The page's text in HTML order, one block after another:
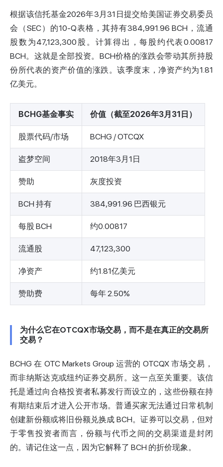
根据该信托基金2026年3月31日提交给美国证券交易委员
会（SEC）的10-Q表格 ，其持有384,991.96 BCH，流通
股数为47,123,300股。计算得出，每股约代表0.00817
BCH。这就是全部投资。BCH价格的涨跌会带动其所持股
份所代表的资产价值的涨跌。该季度末，净资产约为1.81
亿美元。
BCHG基金事实 价值（截至2026年3月31日）
股票代码/市场 BCHG / OTCQX
盗梦空间 2018年3月1日
赞助 灰度投资
BCH 持有 384,991.96 巴西银元
每股 BCH 约0.00817
流通股 47,123,300
净资产 约1.81亿美元
赞助费 每年 2.50%
为什么它在OTCQX市场交易，而不是在真正的交易所
交易？
BCHG 在 OTC Markets Group 运营的 OTCQX 市场交易，
而非纳斯达克或纽约证券交易所。这一点至关重要。该信
托是通过向合格投资者私募发行而设立的，这些份额在持
有期结束后才进入公开市场。普通买家无法通过日常机制
创建新份额或将旧份额兑换成 BCH。证券可以交易，但对
于零售投资者而言，份额与代币之间的交易渠道是封闭
的。请记住这一点，因为它解释了 BCH 的折价现象。